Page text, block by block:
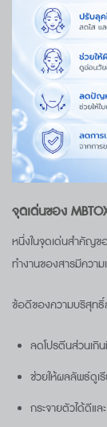
จุดเด่นของ
หนึ่งในจุดเด่นสำคัญข
ทำงานของสารมีควา
ข้อดีของความบริสุทธิ์
ลดโปรตีนส่วนเกิน
ช่วยให้ผลลัพธ์ดูเ
กระจายตัวได้ดีแล